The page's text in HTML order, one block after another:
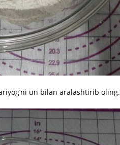
un bilan aralashtirib oling.